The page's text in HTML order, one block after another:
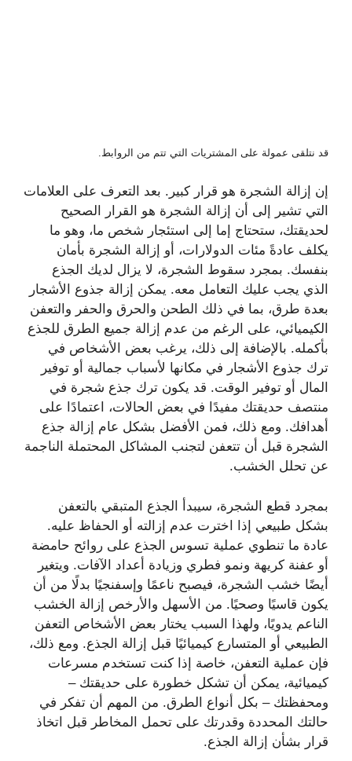
قد نتلقى عمولة على المشتريات التي تتم من الروابط.
إن إزالة الشجرة هو قرار كبير. بعد التعرف على العلامات
التي تشير إلى أن إزالة الشجرة هو القرار الصحيح
لحديقتك، ستحتاج إما إلى استئجار شخص ما، وهو ما
يكلف عادةً مئات الدولارات، أو إزالة الشجرة بأمان
بنفسك. بمجرد سقوط الشجرة، لا يزال لديك الجذع
الذي يجب عليك التعامل معه. يمكن إزالة جذوع الأشجار
بعدة طرق، بما في ذلك الطحن والحرق والحفر والتعفن
الكيميائي، على الرغم من عدم إزالة جميع الطرق للجذع
بأكمله. بالإضافة إلى ذلك، يرغب بعض الأشخاص في
ترك جذوع الأشجار في مكانها لأسباب جمالية أو توفير
المال أو توفير الوقت. قد يكون ترك جذع شجرة في
منتصف حديقتك مفيدًا في بعض الحالات، اعتمادًا على
أهدافك. ومع ذلك، فمن الأفضل بشكل عام إزالة جذع
الشجرة قبل أن تتعفن لتجنب المشاكل المحتملة الناجمة
عن تحلل الخشب.
بمجرد قطع الشجرة، سيبدأ الجذع المتبقي بالتعفن
بشكل طبيعي إذا اخترت عدم إزالته أو الحفاظ عليه.
عادة ما تنطوي عملية تسوس الجذع على روائح حامضة
أو عفنة كريهة ونمو فطري وزيادة أعداد الآفات. ويتغير
أيضًا خشب الشجرة، فيصبح ناعمًا وإسفنجيًا بدلًا من أن
يكون قاسيًا وصحيًا. من الأسهل والأرخص إزالة الخشب
الناعم يدويًا، ولهذا السبب يختار بعض الأشخاص التعفن
الطبيعي أو المتسارع كيميائيًا قبل إزالة الجذع. ومع ذلك،
فإن عملية التعفن، خاصة إذا كنت تستخدم مسرعات
كيميائية، يمكن أن تشكل خطورة على حديقتك –
ومحفظتك – بكل أنواع الطرق. من المهم أن تفكر في
حالتك المحددة وقدرتك على تحمل المخاطر قبل اتخاذ
قرار بشأن إزالة الجذع.